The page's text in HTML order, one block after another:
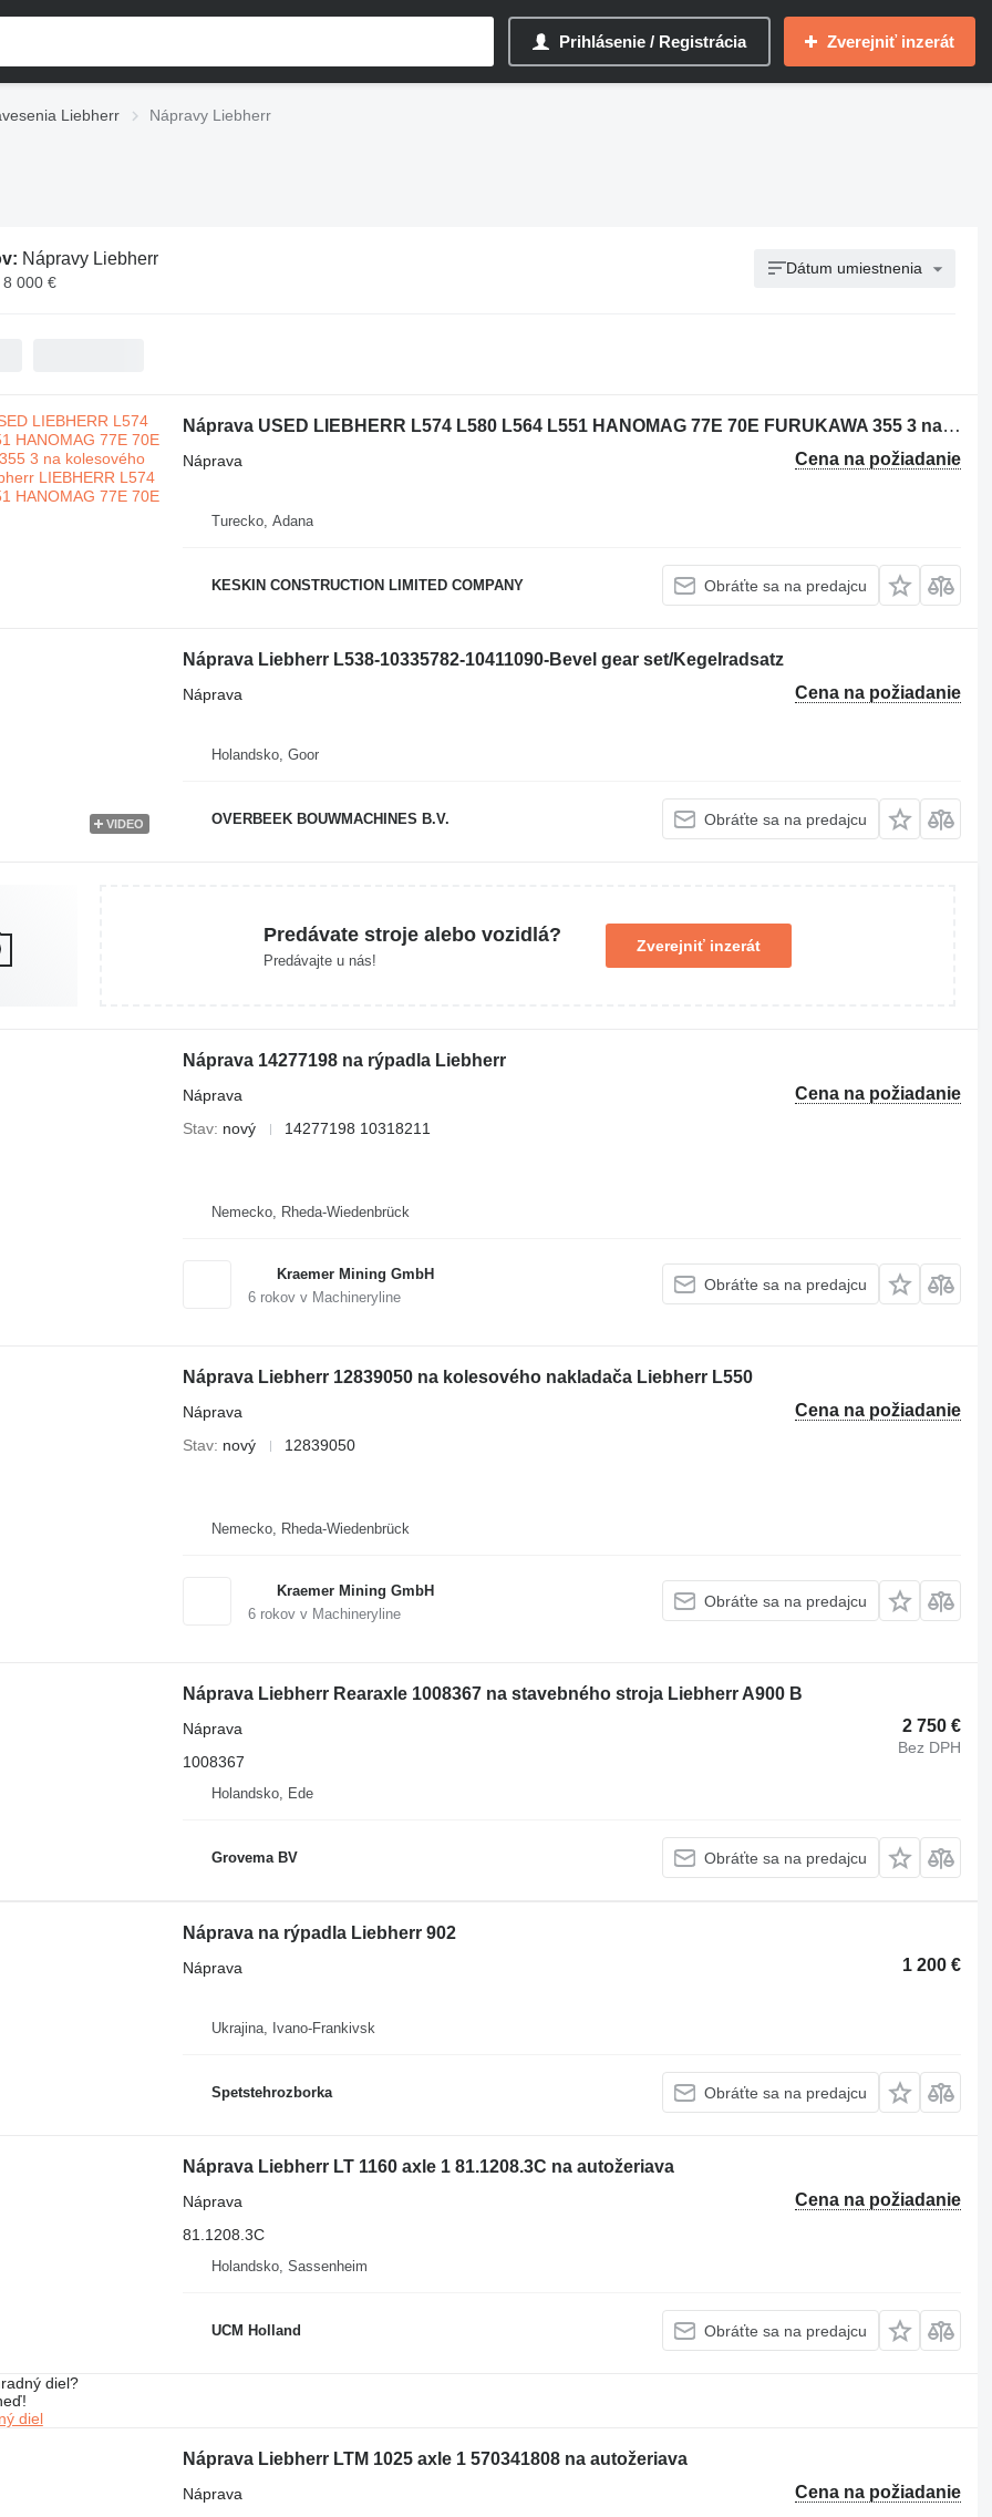
Prihlásenie / Registrácia Zverejniť inzerát
Liebherr Nápravy Liebherr
Nápravy Liebherr
000 €
Dátum umiestnenia
Náprava USED LIEBHERR L574 L580 L564 L551 HANOMAG 77E 70E FURUKAWA 355 3 na kolesového nakladača Liebherr LIEBHERR L574 L580 L564 L551 HANOMAG 77E 70E
Cena na požiadanie
Náprava
Turecko, Adana
KESKIN CONSTRUCTION LIMITED COMPANY Obráťte sa na predajcu
VIDEO
Náprava Liebherr L538-10335782-10411090-Bevel gear set/Kegelradsatz
Cena na požiadanie
Náprava
Holandsko, Goor
OVERBEEK BOUWMACHINES B.V. Obráťte sa na predajcu
Predávate stroje alebo vozidlá?
Predávajte u nás!
Zverejniť inzerát
Náprava 14277198 na rýpadla Liebherr
Cena na požiadanie
Náprava
Stav nový 14277198 10318211
Nemecko, Rheda-Wiedenbrück
Kraemer Mining GmbH
6rokov v Machineryline
Obráťte sa na predajcu
Náprava Liebherr 12839050 na kolesového nakladača Liebherr L550
Cena na požiadanie
Náprava
Stav nový 12839050
Nemecko, Rheda-Wiedenbrück
Kraemer Mining GmbH
6rokov v Machineryline
Obráťte sa na predajcu
Náprava Liebherr Rearaxle 1008367 na stavebného stroja Liebherr A900 B
2 750 €
Bez DPH
Náprava
1008367
Holandsko, Ede
Grovema BV Obráťte sa na predajcu
Náprava na rýpadla Liebherr 902
1 200 €
Náprava
Ukrajina, Ivano-Frankivsk
Spetstehrozborka Obráťte sa na predajcu
Náprava Liebherr LT 1160 axle 1 81.1208.3C na autožeriava
Cena na požiadanie
Náprava
81.1208.3C
Holandsko, Sassenheim
UCM Holland Obráťte sa na predajcu
diel?
diel
Náprava Liebherr LTM 1025 axle 1 570341808 na autožeriava
Cena na požiadanie
Náprava